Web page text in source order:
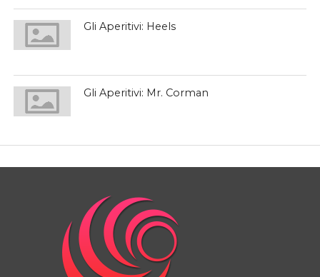
Gli Aperitivi: Heels
Gli Aperitivi: Mr. Corman